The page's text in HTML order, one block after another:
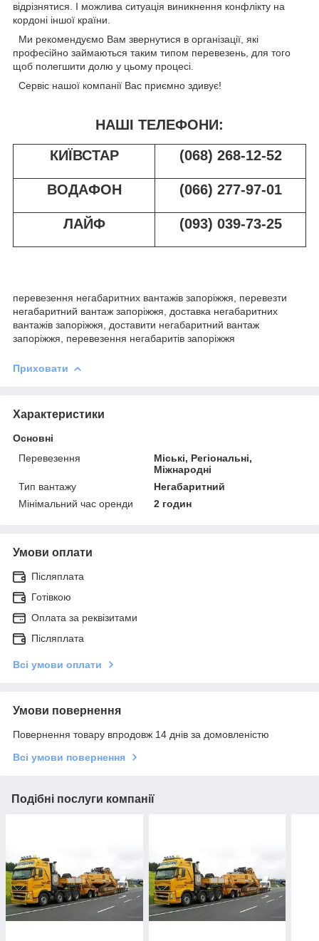
відрізнятися. І можлива ситуація виникнення конфлікту на
кордоні іншої країни.
Ми рекомендуємо Вам звернутися в організації, які
професійно займаються таким типом перевезень, для того
щоб полегшити долю у цьому процесі.
Сервіс нашої компанії Вас приємно здивує!
НАШІ ТЕЛЕФОНИ:
КИЇВСТАР
(068) 268-12-52
ВОДАФОН (066) 277-97-01
ЛАЙФ (093) 039-73-25
перевезення негабаритних вантажів запоріжжя, перевезти
негабаритний вантаж запоріжжя, доставка негабаритних
вантажів запоріжжя, доставити негабаритний вантаж
запоріжжя, перевезення негабаритів запоріжжя
Приховати
Характеристики
Основні
Перевезення
Міські, Регіональні,
Міжнародні
Тип вантажу
Негабаритний
Мінімальний час оренди
2 годин
Умови оплати
Післяплата
Готівкою
Оплата за реквізитами
Післяплата
Всі умови оплати
Умови повернення
Повернення товару впродовж 14 днів за домовленістю
Всі умови повернення
Подібні послуги компанії